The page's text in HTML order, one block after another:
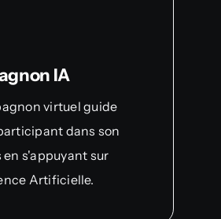
IA
virtuel guide
dans son
en s'appuyant sur
Artificielle.